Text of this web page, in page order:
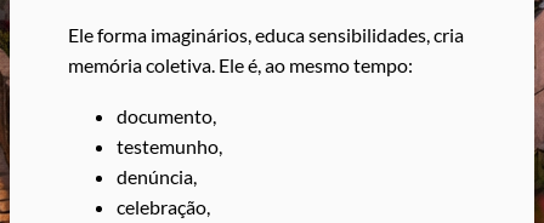
Ele forma imaginários, educa sensibilidades, cria
memória coletiva. Ele é, ao mesmo tempo:
documento,
testemunho,
denúncia,
celebração,